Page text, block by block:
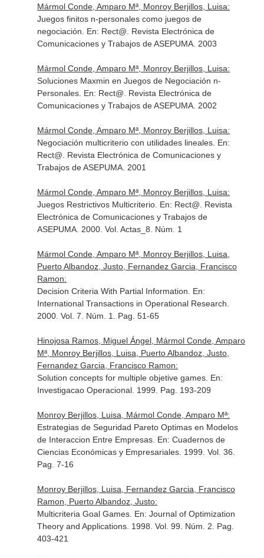
Mármol Conde, Amparo Mª, Monroy Berjillos, Luisa:
Juegos finitos n-personales como juegos de
negociación. En: Rect@. Revista Electrónica de
Comunicaciones y Trabajos de ASEPUMA. 2003
Mármol Conde, Amparo Mª, Monroy Berjillos, Luisa:
Soluciones Maxmin en Juegos de Negociación n-
Personales. En: Rect@. Revista Electrónica de
Comunicaciones y Trabajos de ASEPUMA. 2002
Mármol Conde, Amparo Mª, Monroy Berjillos, Luisa:
Negociación multicriterio con utilidades lineales. En:
Rect@. Revista Electrónica de Comunicaciones y
Trabajos de ASEPUMA. 2001
Mármol Conde, Amparo Mª, Monroy Berjillos, Luisa:
Juegos Restrictivos Multicriterio. En: Rect@. Revista
Electrónica de Comunicaciones y Trabajos de
ASEPUMA. 2000. Vol. Actas_8. Núm. 1
Mármol Conde, Amparo Mª, Monroy Berjillos, Luisa,
Puerto Albandoz, Justo, Fernandez Garcia, Francisco
Ramon:
Decision Criteria With Partial Information. En:
International Transactions in Operational Research
2000. Vol. 7. Núm. 1. Pag. 51-65
Hinojosa Ramos, Miguel Ángel, Mármol Conde, Amparo
Mª, Monroy Berjillos, Luisa, Puerto Albandoz, Justo,
Fernandez Garcia, Francisco Ramon:
Solution concepts for multiple objetive games. En:
Investigacao Operacional. 1999. Pag. 193-209
Monroy Berjillos, Luisa, Mármol Conde, Amparo Mª:
Estrategias de Seguridad Pareto Optimas en Modelos
de Interaccion Entre Empresas. En: Cuadernos de
Ciencias Económicas y Empresariales. 1999. Vol. 36.
Pag. 7-16
Monroy Berjillos, Luisa, Fernandez Garcia, Francisco
Ramon, Puerto Albandoz, Justo:
Multicriteria Goal Games. En: Journal of Optimization
Theory and Applications. 1998. Vol. 99. Núm. 2. Pag.
403-421